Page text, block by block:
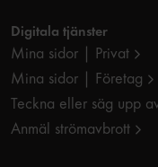
Digitala tjänster
Mina sidor | Privat
Mina sidor | Företag
Teckna eller säg upp
Anmäl strömavbrott